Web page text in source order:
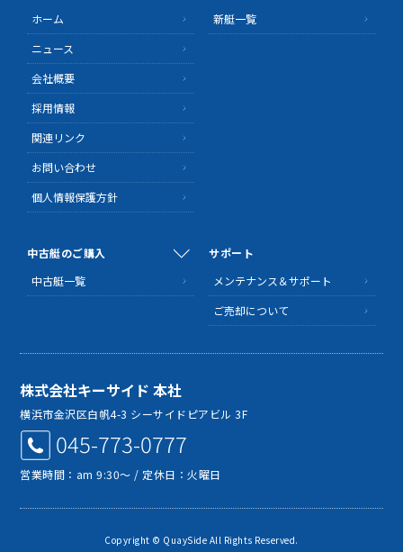
ホーム
ニュース
会社概要
採用情報
関連リンク
お問い合わせ
個人情報保護方針
新艇一覧
中古艇のご購入
中古艇一覧
サポート
メンテナンス＆サポート
ご売却について
株式会社キーサイド 本社
横浜市金沢区白帆4-3 シーサイドピアビル 3F
045-773-0777
営業時間：am 9:30～ / 定休日：火曜日
Copyright © QuaySide All Rights Reserved.